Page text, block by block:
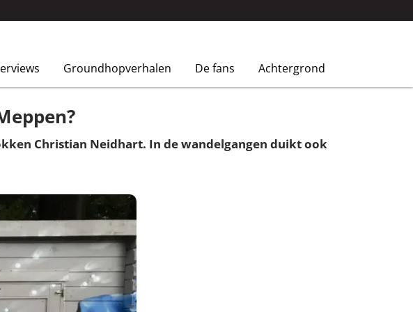
Groundhopverhalen De fans Achtergrond
Christian Neidhart. In de wandelgangen duikt ook